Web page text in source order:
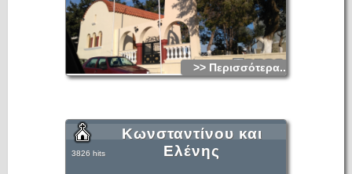
>> Περισσότερα...
Κωνσταντίνου και
Ελένης
3826 hits